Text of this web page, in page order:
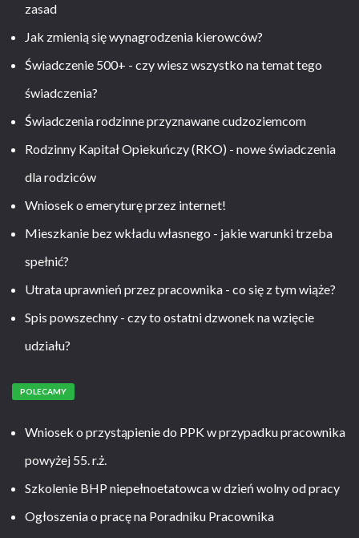
zasad
Jak zmienią się wynagrodzenia kierowców?
Świadczenie 500+ - czy wiesz wszystko na temat tego
świadczenia?
Świadczenia rodzinne przyznawane cudzoziemcom
Rodzinny Kapitał Opiekuńczy (RKO) - nowe świadczenia
dla rodziców
Wniosek o emeryturę przez internet!
Mieszkanie bez wkładu własnego - jakie warunki trzeba
spełnić?
Utrata uprawnień przez pracownika - co się z tym wiąże?
Spis powszechny - czy to ostatni dzwonek na wzięcie
udziału?
POLECAMY
Wniosek o przystąpienie do PPK w przypadku pracownika
powyżej 55. r.ż.
Szkolenie BHP niepełnoetatowca w dzień wolny od pracy
Ogłoszenia o pracę na Poradniku Pracownika